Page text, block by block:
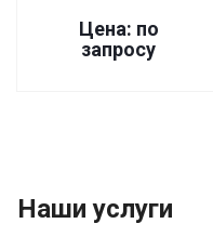
Цена: по
запросу
Наши услуги